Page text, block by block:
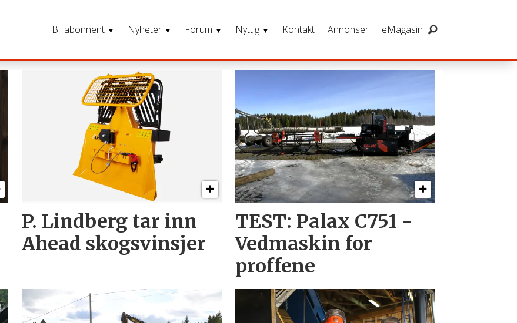
Bli abonnent Nyheter Forum Nyttig Kontakt Annonser eMagasin
P. Lindberg tar inn
Ahead skogsvinsjer
TEST: Palax C751 -
Vedmaskin for
proffene